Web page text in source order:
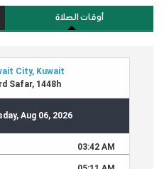
أوقات الصلاة